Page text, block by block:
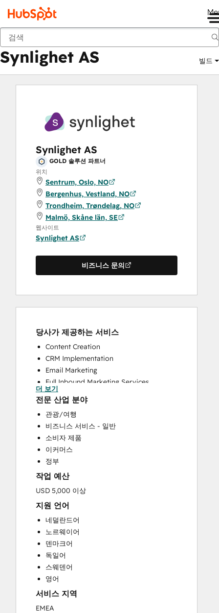
마켓플레이스
Synlighet AS 빌드
Synlighet AS
GOLD 솔루션 파트너
위치
Sentrum, Oslo, NO
Bergenhus, Vestland, NO
Trondheim, Trøndelag, NO
Malmö, Skåne län, SE
웹사이트
Synlighet AS
비즈니스 문의
당사가 제공하는 서비스
Content Creation
CRM Implementation
Email Marketing
Full Inbound Marketing Services
Paid Advertising
Sales and Marketing Alignment
Search Engine Optimization
Social Media
더 보기
전문 산업 분야
관광/여행
비즈니스 서비스 - 일반
소비자 제품
이커머스
정부
작업 예산
USD 5,000 이상
지원 언어
네덜란드어
노르웨이어
덴마크어
독일어
스웨덴어
영어
서비스 지역
EMEA